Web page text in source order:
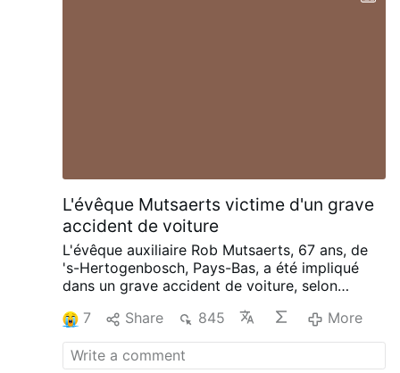
L'évêque Mutsaerts victime d'un grave
accident de voiture
L'évêque auxiliaire Rob Mutsaerts, 67 ans, de
's-Hertogenbosch, Pays-Bas, a été impliqué
dans un grave accident de voiture, selon
chez lui après avoir entendu des confessions.
L'évêque souffre d'une luxation de la hanche,
d'une fracture du bassin et d'une fracture du
7 Share 845 More